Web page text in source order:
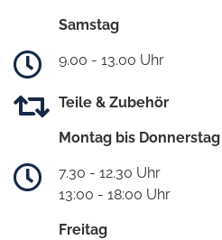
Samstag
9.00 - 13.00 Uhr
Teile & Zubehör
Montag bis Donnerstag
7.30 - 12.30 Uhr
13:00 - 18:00 Uhr
Freitag